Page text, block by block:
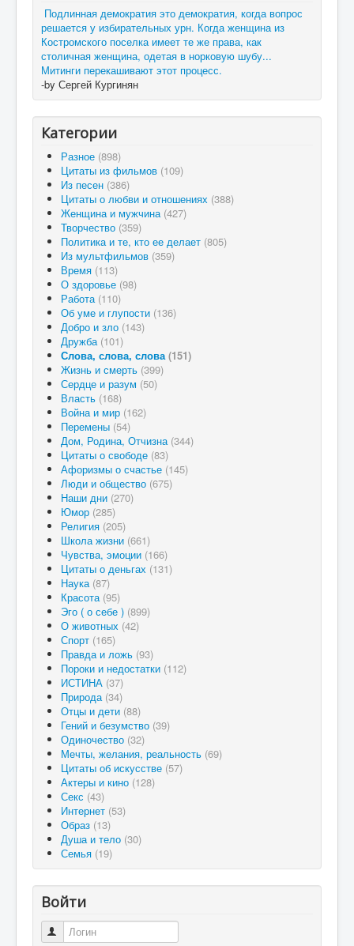
Подлинная демократия это демократия, когда вопрос
решается у избирательных урн. Когда женщина из
Костромского поселка имеет те же права, как
столичная женщина, одетая в норковую шубу...
Митинги перекашивают этот процесс.
-by Сергей Кургинян
Категории
Разное (898)
Цитаты из фильмов (109)
Из песен (386)
Цитаты о любви и отношениях (388)
Женщина и мужчина (427)
Творчество (359)
Политика и те, кто ее делает (805)
Из мультфильмов (359)
Время (113)
О здоровье (98)
Работа (110)
Об уме и глупости (136)
Добро и зло (143)
Дружба (101)
Слова, слова, слова(151)
Жизнь и смерть (399)
Сердце и разум (50)
Власть (168)
Война и мир (162)
Перемены (54)
Дом, Родина, Отчизна (344)
Цитаты о свободе (83)
Афоризмы о счастье (145)
Люди и общество (675)
Наши дни (270)
Юмор (285)
Религия (205)
Школа жизни (661)
Чувства, эмоции (166)
Цитаты о деньгах (131)
Наука (87)
Красота (95)
Эго ( о себе ) (899)
О животных (42)
Спорт (165)
Правда и ложь (93)
Пороки и недостатки (112)
ИСТИНА (37)
Природа (34)
Отцы и дети (88)
Гений и безумство (39)
Одиночество (32)
Мечты, желания, реальность (69)
Цитаты об искусстве (57)
Актеры и кино (128)
Секс (43)
Интернет (53)
Образ (13)
Душа и тело (30)
Семья (19)
Войти
Логин